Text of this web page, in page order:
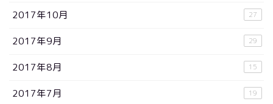
2017年10月 27
2017年9月 29
2017年8月 15
2017年7月 19